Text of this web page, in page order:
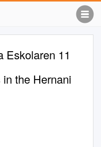
Eskolaren 11
the Hernani